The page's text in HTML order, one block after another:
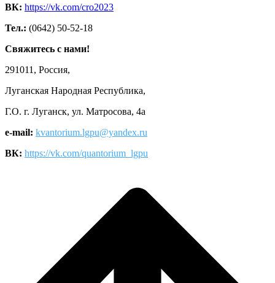
ВК: https://vk.com/cro2023
Тел.: (0642) 50-52-18
Свяжитесь с нами!
291011, Россия,
Луганская Народная Республика,
Г.О. г. Луганск, ул. Матросова, 4а
e-mail: kvantorium.lgpu@yandex.ru
ВК: https://vk.com/quantorium_lgpu